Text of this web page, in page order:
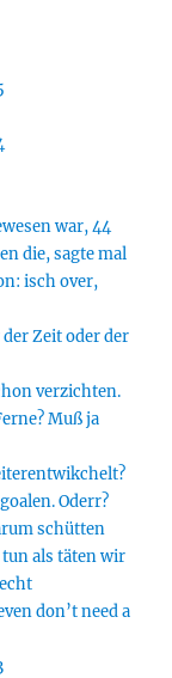
war, 44
die, sagte mal
isch over,
Zeit oder der
verzichten.
Muß ja
Oderr?
schütten
als täten wir
don’t need a